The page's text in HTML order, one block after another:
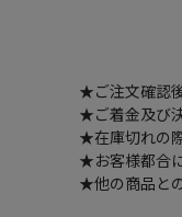
★ご注文確認
★ご着金及び
★在庫切れの
★お客様都合
★他の商品と